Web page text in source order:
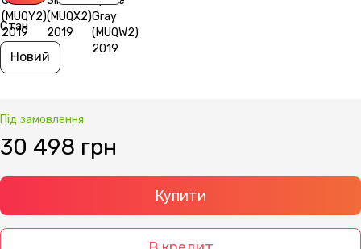
Стан
Новий
Під замовлення
30 498 грн
Купити